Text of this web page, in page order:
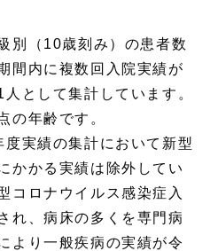
別（10歳刻み）の患者数
間内に複数回入院実績が
として集計しています。
の年齢です。
度実績の集計において新型
かかる実績は除外してい
コロナウイルス感染症入
れ、病床の多くを専門病
より一般疾病の実績が令